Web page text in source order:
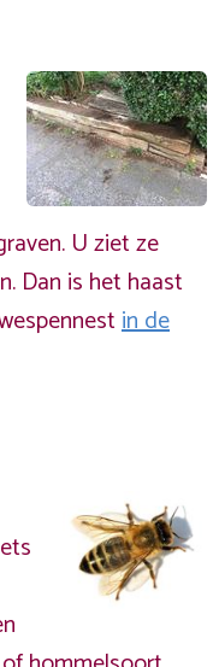
U ziet ze
Dan is het haast
in de